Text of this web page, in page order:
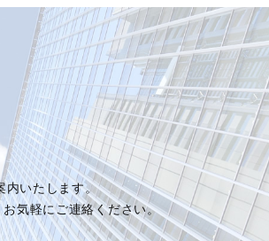
内いたします。
気軽にご連絡ください。